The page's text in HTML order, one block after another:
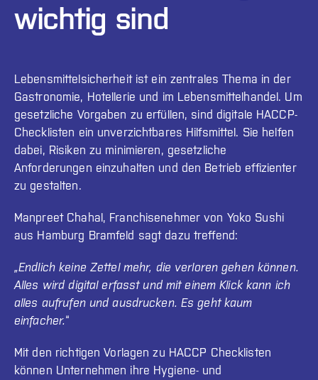
wichtig sind
Lebensmittelsicherheit ist ein zentrales Thema in der
Gastronomie, Hotellerie und im Lebensmittelhandel. Um
gesetzliche Vorgaben zu erfüllen, sind digitale HACCP-
Checklisten ein unverzichtbares Hilfsmittel. Sie helfen
dabei, Risiken zu minimieren, gesetzliche
Anforderungen einzuhalten und den Betrieb effizienter
zu gestalten.
Manpreet Chahal, Franchisenehmer von Yoko Sushi
aus Hamburg Bramfeld sagt dazu treffend:
„Endlich keine Zettel mehr, die verloren gehen können.
Alles wird digital erfasst und mit einem Klick kann ich
alles aufrufen und ausdrucken. Es geht kaum
einfacher.“
Mit den richtigen Vorlagen zu HACCP Checklisten
können Unternehmen ihre Hygiene- und